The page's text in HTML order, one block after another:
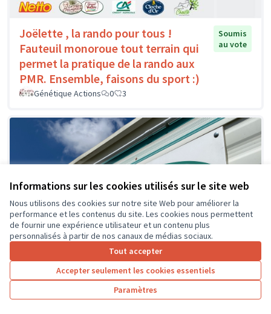
Informations sur les cookies utilisés sur le site web
Nous utilisons des cookies sur notre site Web pour améliorer la
performance et les contenus du site. Les cookies nous permettent
de fournir une expérience utilisateur et un contenu plus
personnalisés à partir de nos canaux de médias sociaux.
Tout accepter
Accepter seulement les cookies essentiels
Paramètres
Joëlette , la rando pour tous !
Fauteuil monoroue tout terrain qui
permet la pratique de la rando aux
PMR. Ensemble, faisons du sport :)
Soumis
au vote
Génétique Actions 0 3